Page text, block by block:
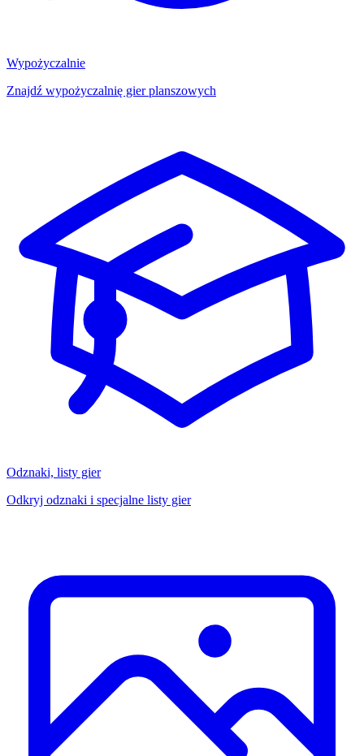
Wypożyczalnie
Znajdź wypożyczalnię gier planszowych
Odznaki, listy gier
Odkryj odznaki i specjalne listy gier